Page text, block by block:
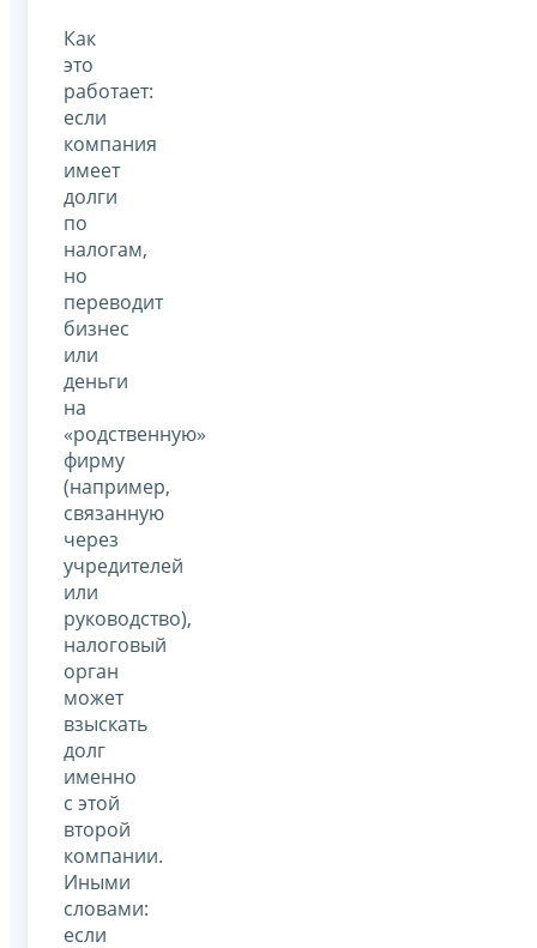
Как
это
работает:
если
компания
имеет
долги
по
налогам,
но
переводит
бизнес
или
деньги
на
«родственную»
фирму
(например,
связанную
через
учредителей
или
руководство),
налоговый
орган
может
взыскать
долг
именно
с этой
второй
компании.
Иными
словами:
если